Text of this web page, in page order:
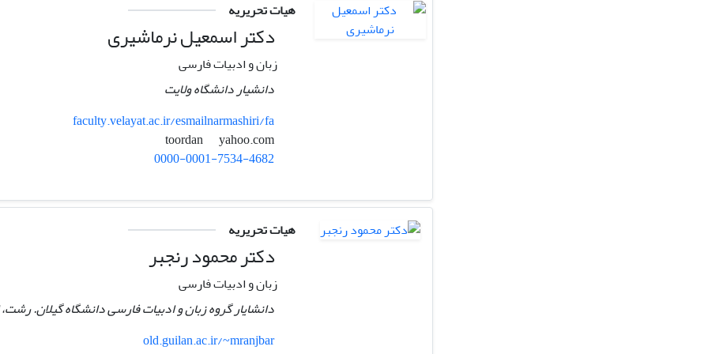
هیات تحریریه
دکتر اسمعیل نرماشیری
زبان و ادبیات فارسی
دانشیار دانشگاه ولایت
faculty.velayat.ac.ir/esmailnarmashiri/fa
yahoo.com
0000-0001-7534-4682
هیات تحریریه
دکتر محمود رنجبر
زبان و ادبیات فارسی
دانشایار گروه زبان و ادبیات فارسی دانشگاه گیلان. رشت،
old.guilan.ac.ir/~mranjbar